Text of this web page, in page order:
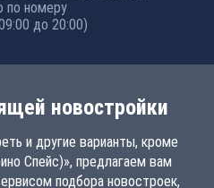
по номеру
до 20:00)
новостройки
и другие варианты, кроме
Спейс)», предлагаем вам
подбора новостроек,